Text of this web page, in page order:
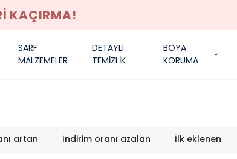
KAÇIRMA!
SARF
MALZEMELER
DETAYLI
TEMİZLİK
BOYA
KORUMA
artan İndirim oranı azalan İlk eklenen